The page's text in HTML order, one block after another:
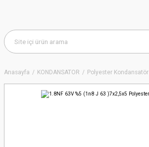
Anasayfa KONDANSATÖR Polyester Kondansatör